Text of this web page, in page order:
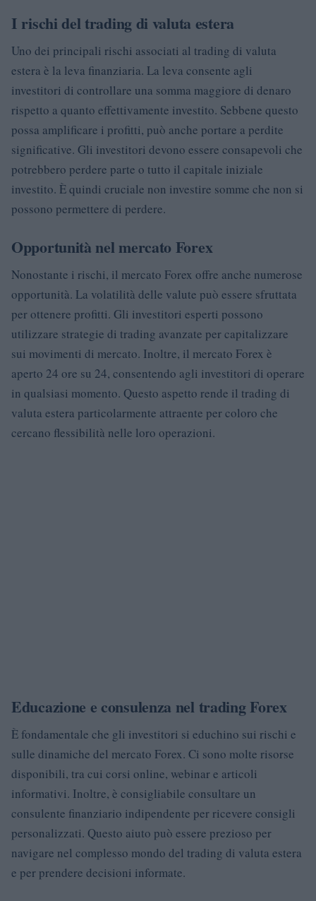
I rischi del trading di valuta estera
Uno dei principali rischi associati al trading di valuta
estera è la leva finanziaria. La leva consente agli
investitori di controllare una somma maggiore di denaro
rispetto a quanto effettivamente investito. Sebbene questo
possa amplificare i profitti, può anche portare a perdite
significative. Gli investitori devono essere consapevoli che
potrebbero perdere parte o tutto il capitale iniziale
investito. È quindi cruciale non investire somme che non si
possono permettere di perdere.
Opportunità nel mercato Forex
Nonostante i rischi, il mercato Forex offre anche numerose
opportunità. La volatilità delle valute può essere sfruttata
per ottenere profitti. Gli investitori esperti possono
utilizzare strategie di trading avanzate per capitalizzare
sui movimenti di mercato. Inoltre, il mercato Forex è
aperto 24 ore su 24, consentendo agli investitori di operare
in qualsiasi momento. Questo aspetto rende il trading di
valuta estera particolarmente attraente per coloro che
cercano flessibilità nelle loro operazioni.
Educazione e consulenza nel trading Forex
È fondamentale che gli investitori si educhino sui rischi e
sulle dinamiche del mercato Forex. Ci sono molte risorse
disponibili, tra cui corsi online, webinar e articoli
informativi. Inoltre, è consigliabile consultare un
consulente finanziario indipendente per ricevere consigli
personalizzati. Questo aiuto può essere prezioso per
navigare nel complesso mondo del trading di valuta estera
e per prendere decisioni informate.